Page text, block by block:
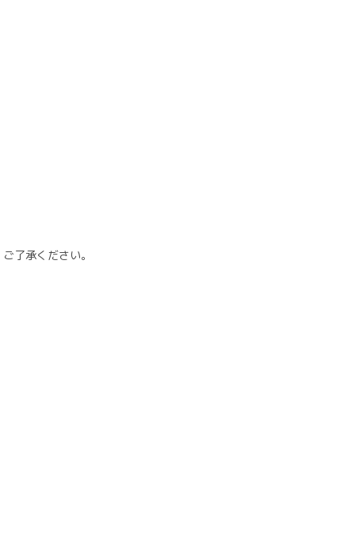
了承ください。